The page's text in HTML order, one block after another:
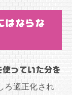
はならな
使っていた分を
ろ適正化され